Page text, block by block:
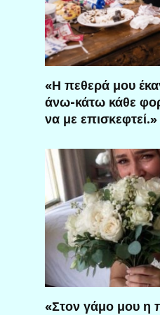
«Η πεθερά μου
άνω-κάτω κάθε
να με επισκεφτεί.»
«Στον γάμο μου η